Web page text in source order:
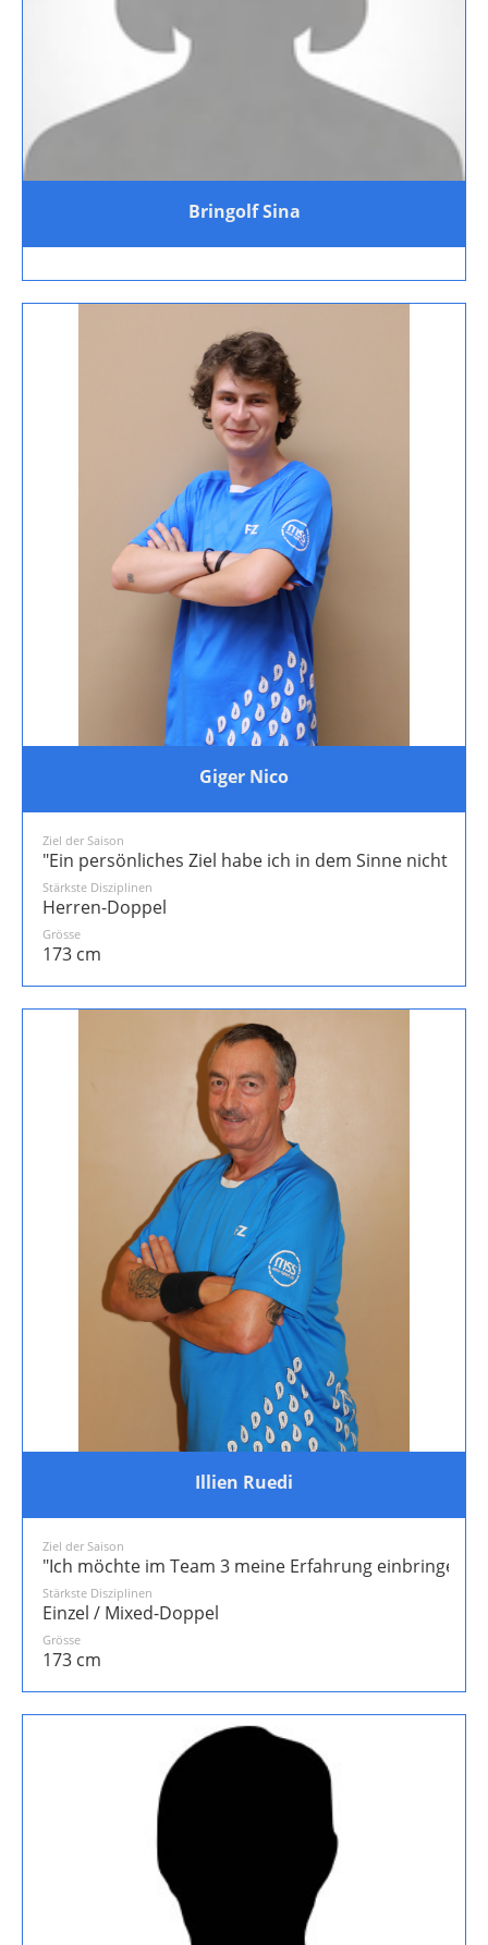
Bringolf Sina
Giger Nico
Ziel der Saison
"Ein persönliches Ziel habe ich in dem Sinne nicht.
Stärkste Disziplinen
Herren-Doppel
Grösse
173 cm
Illien Ruedi
Ziel der Saison
"Ich möchte im Team 3 meine Erfahrung einbringen
Stärkste Disziplinen
Einzel / Mixed-Doppel
Grösse
173 cm